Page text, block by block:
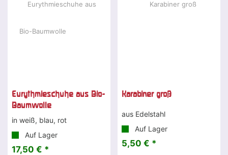
Eurythmieschuhe aus Bio-
Baumwolle
in weiß, blau, rot
Auf Lager
17,50 € *
Karabiner groß
aus Edelstahl
Auf Lager
5,50 € *